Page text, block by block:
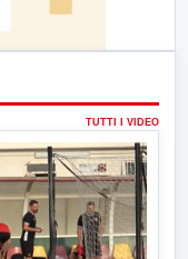
TUTTI I VIDEO